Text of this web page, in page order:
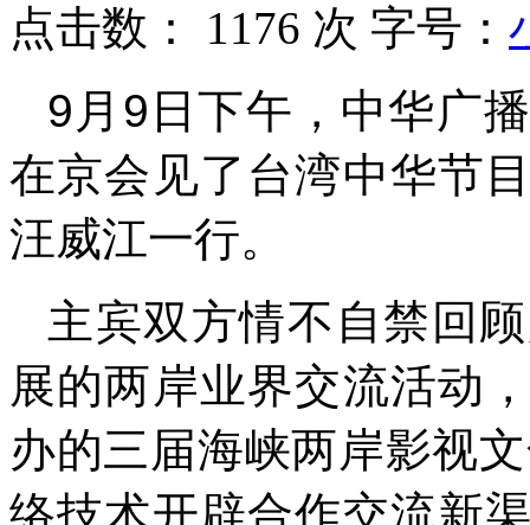
点击数： 1176 次 字号：
9月9日下午，中华广
在京会见了台湾中华节
汪威江一行。
主宾双方情不自禁回
展的两岸业界交流活动
办的三届海峡两岸影视
络技术开辟合作交流新